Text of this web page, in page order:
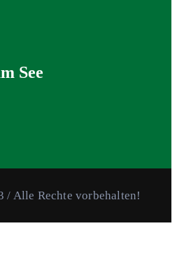
See
/ Alle Rechte vorbehalten!